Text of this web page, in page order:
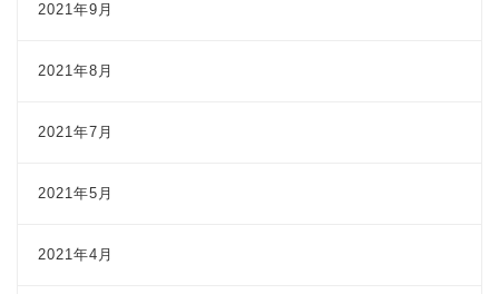
2021年9月
2021年8月
2021年7月
2021年5月
2021年4月